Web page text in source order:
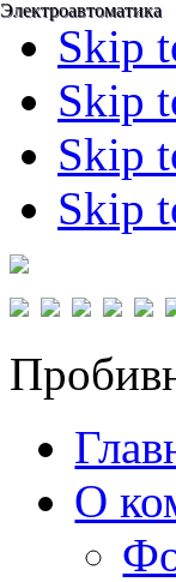
Skip
Skip
Skip
Skip
Электроавтоматика
Электроавтоматика
О